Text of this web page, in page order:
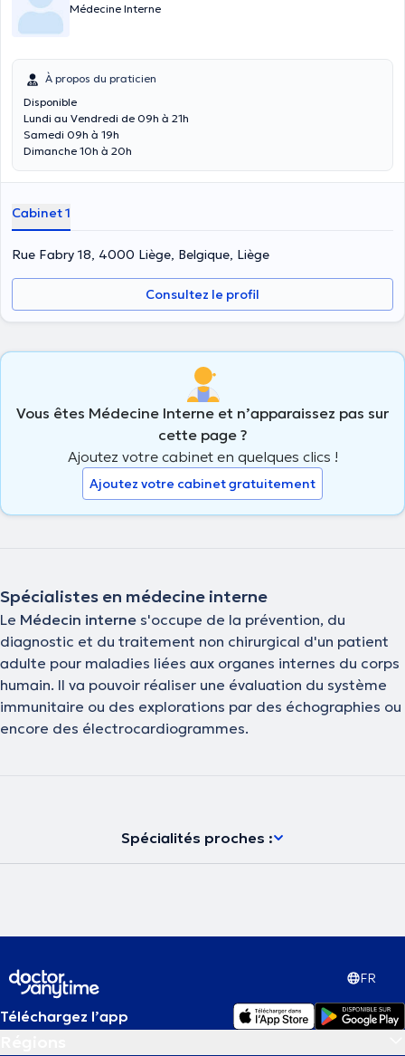
Médecine Interne
À propos du praticien
Disponible
Lundi au Vendredi de 09h à 21h
Samedi 09h à 19h
Dimanche 10h à 20h
Cabinet 1
Rue Fabry 18, 4000 Liège, Belgique, Liège
Consultez le profil
Vous êtes Médecine Interne et n’apparaissez pas sur
cette page ?
Ajoutez votre cabinet en quelques clics !
Ajoutez votre cabinet gratuitement
Spécialistes en médecine interne
Le Médecin interne s'occupe de la prévention, du
diagnostic et du traitement non chirurgical d'un patient
adulte pour maladies liées aux organes internes du corps
humain. Il va pouvoir réaliser une évaluation du système
immunitaire ou des explorations par des échographies ou
encore des électrocardiogrammes.
Spécialités proches :
FR
Téléchargez l’app